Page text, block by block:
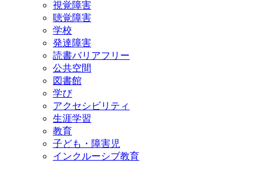
視覚障害
聴覚障害
学校
発達障害
読書バリアフリー
公共空間
図書館
学び
アクセシビリティ
生涯学習
教育
子ども・障害児
インクルーシブ教育